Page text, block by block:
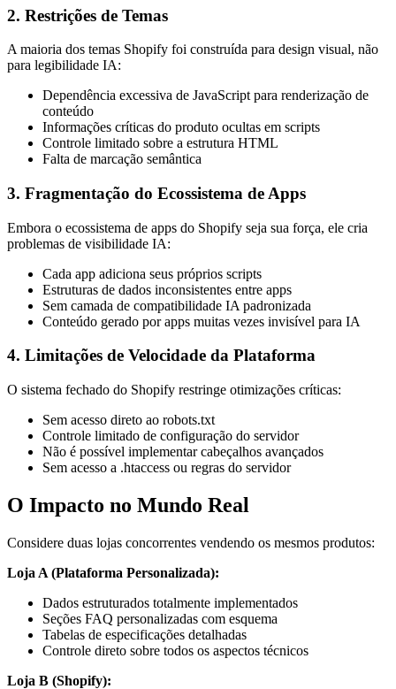
2. Restrições de Temas
A maioria dos temas Shopify foi construída para design visual, não
para legibilidade IA:
Dependência excessiva de JavaScript para renderização de
conteúdo
Informações críticas do produto ocultas em scripts
Controle limitado sobre a estrutura HTML
Falta de marcação semântica
3. Fragmentação do Ecossistema de Apps
Embora o ecossistema de apps do Shopify seja sua força, ele cria
problemas de visibilidade IA:
Cada app adiciona seus próprios scripts
Estruturas de dados inconsistentes entre apps
Sem camada de compatibilidade IA padronizada
Conteúdo gerado por apps muitas vezes invisível para IA
4. Limitações de Velocidade da Plataforma
O sistema fechado do Shopify restringe otimizações críticas:
Sem acesso direto ao robots.txt
Controle limitado de configuração do servidor
Não é possível implementar cabeçalhos avançados
Sem acesso a .htaccess ou regras do servidor
O Impacto no Mundo Real
Considere duas lojas concorrentes vendendo os mesmos produtos:
Loja A (Plataforma Personalizada):
Dados estruturados totalmente implementados
Seções FAQ personalizadas com esquema
Tabelas de especificações detalhadas
Controle direto sobre todos os aspectos técnicos
Loja B (Shopify):